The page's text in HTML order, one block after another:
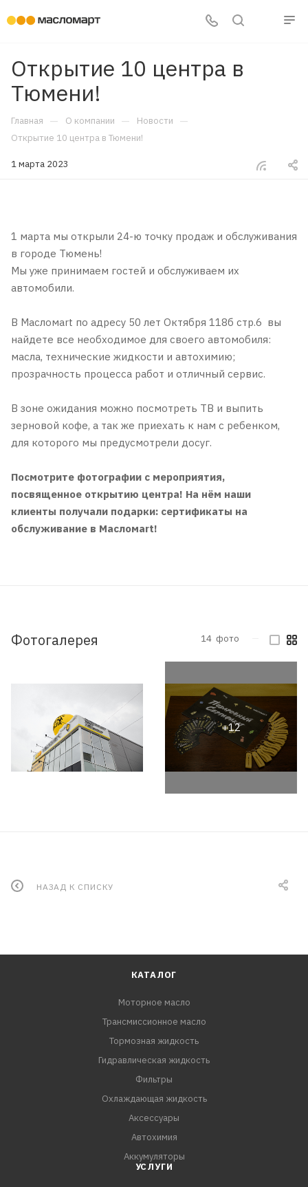
Открытие 10 центра в
Тюмени!
Главная — О компании — Новости —
Открытие 10 центра в Тюмени!
1 марта 2023
1 марта мы открыли 24-ю точку продаж и обслуживания
в городе Тюмень!
Мы уже принимаем гостей и обслуживаем их
автомобили.
В Масломart по адресу 50 лет Октября 118б стр.6 вы
найдете все необходимое для своего автомобиля:
масла, технические жидкости и автохимию;
прозрачность процесса работ и отличный сервис.
В зоне ожидания можно посмотреть ТВ и выпить
зерновой кофе, а так же приехать к нам с ребенком,
для которого мы предусмотрели досуг.
Посмотрите фотографии с мероприятия,
посвященное открытию центра! На нём наши
клиенты получали подарки: сертификаты на
обслуживание в Масломаrt!
Фотогалерея 14 фото
НАЗАД К СПИСКУ
КАТАЛОГ
Моторное масло
Трансмиссионное масло
Тормозная жидкость
Гидравлическая жидкость
Фильтры
Охлаждающая жидкость
Аксессуары
Автохимия
Аккумуляторы
УСЛУГИ